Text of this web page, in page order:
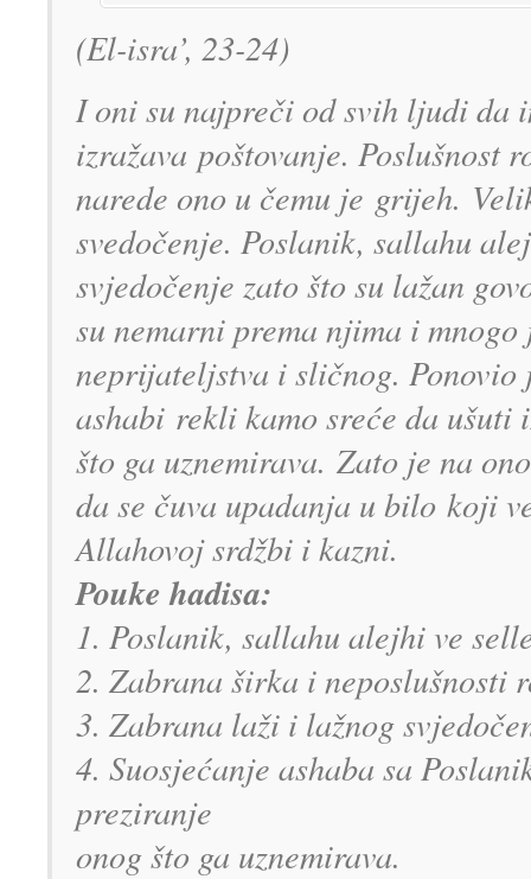
(El-isra’, 23-24)
I oni su najpreči od svih ljudi da
izražava poštovanje. Poslušnost
narede ono u čemu je grijeh.
svedočenje. Poslanik, sallahu
svjedočenje zato što su lažan
su nemarni prema njima i
neprijateljstva i sličnog.
ashabi rekli kamo sreće da
što ga uznemirava. Zato je na
da se čuva upadanja u bilo koji
Allahovoj srdžbi i kazni.
Pouke hadisa:
1. Poslanik, sallahu alejhi ve
2. Zabrana širka i neposlušnosti
3. Zabrana laži i lažnog
4. Suosjećanje ashaba sa
preziranje
onog što ga uznemirava.